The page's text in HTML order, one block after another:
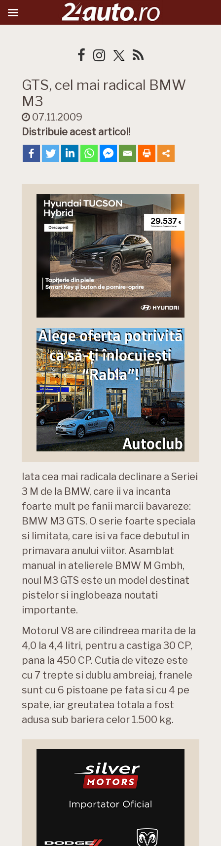
GTS, cel mai radical BMW
M3
07.11.2009
Distribuie acest articol!
Iata cea mai radicala declinare a Seriei
3 M de la BMW, care ii va incanta
foarte mult pe fanii marcii bavareze:
BMW M3 GTS. O serie foarte speciala
si limitata, care isi va face debutul in
primavara anului viitor. Asamblat
manual in atelierele BMW M Gmbh,
noul M3 GTS este un model destinat
pistelor si inglobeaza noutati
importante.
Motorul V8 are cilindreea marita de la
4,0 la 4,4 litri, pentru a castiga 30 CP,
pana la 450 CP. Cutia de viteze este
cu 7 trepte si dublu ambreiaj, franele
sunt cu 6 pistoane pe fata si cu 4 pe
spate, iar greutatea totala a fost
adusa sub bariera celor 1.500 kg.